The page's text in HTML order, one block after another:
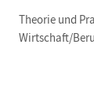
Theorie und
Wirtschaft/